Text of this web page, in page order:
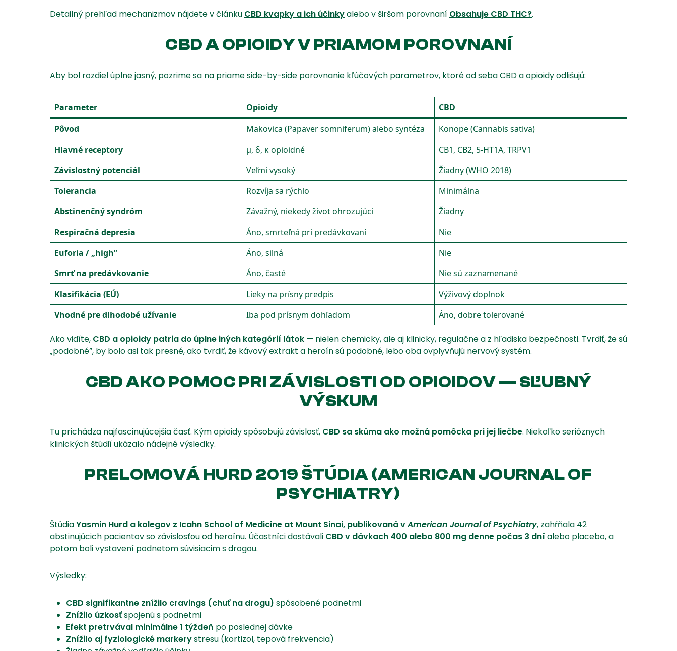
Detailný prehľad mechanizmov nájdete v článku CBD kvapky a ich účinkyalebo v širšom porovnaní Obsahuje CBD THC?.
CBD A OPIOIDY V PRIAMOM POROVNANÍ
Aby bol rozdiel úplne jasný, pozrime sa na priame side-by-side porovnanie kľúčových parametrov, ktoré od seba CBD a opioidy odlišujú:
Parameter Opioidy
CBD
Pôvod
Makovica (Papaver somniferum) alebo syntéza
Konope (Cannabis sativa)
Hlavné receptory
μ, δ, κ opioidné
CB1, CB2, 5-HT1A, TRPV1
Závislostný potenciál
Veľmi vysoký
Žiadny (WHO 2018)
Tolerancia
Rozvíja sa rýchlo
Minimálna
Abstinenčný syndróm
Závažný, niekedy život ohrozujúci
Žiadny
Respiračná depresia
Áno, smrteľná pri predávkovaní
Nie
Euforia / „high”
Áno, silná
Nie
Smrť na predávkovanie
Áno, časté
Nie sú zaznamenané
Klasifikácia (EÚ)
Lieky na prísny predpis
Výživový doplnok
Vhodné pre dlhodobé užívanie
Iba pod prísnym dohľadom Áno, dobre tolerované
Ako vidíte, CBD a opioidy patria do úplne iných kategórií látok — nielen chemicky, ale aj klinicky, regulačne a z hľadiska bezpečnosti. Tvrdiť, že sú
„podobné”, by bolo asi tak presné, ako tvrdiť, že kávový extrakt a heroín sú podobné, lebo oba ovplyvňujú nervový systém.
CBD AKO POMOC PRI ZÁVISLOSTI OD OPIOIDOV — SĽUBNÝ
VÝSKUM
Tu prichádza najfascinujúcejšia časť. Kým opioidy spôsobujú závislosť, CBD sa skúma ako možná pomôcka pri jej liečbe. Niekoľko serióznych
klinických štúdií ukázalo nádejné výsledky.
PRELOMOVÁ HURD 2019 ŠTÚDIA (AMERICAN JOURNAL OF
PSYCHIATRY)
ŠtúdiaYasmin Hurd a kolegov z Icahn School of Medicine at Mount Sinai, publikovaná vAmerican Journal of Psychiatry, zahŕňala 42
abstinujúcich pacientov so závislosťou od heroínu. Účastníci dostávali CBD v dávkach 400 alebo 800 mg denne počas 3 dní alebo placebo, a
potom boli vystavení podnetom súvisiacim s drogou.
Výsledky:
CBD signifikantne znížilo cravings (chuť na drogu) spôsobené podnetmi
Znížilo úzkosťspojenú s podnetmi
Efekt pretrvával minimálne 1 týždeň po poslednej dávke
Znížilo aj fyziologické markerystresu (kortizol, tepová frekvencia)